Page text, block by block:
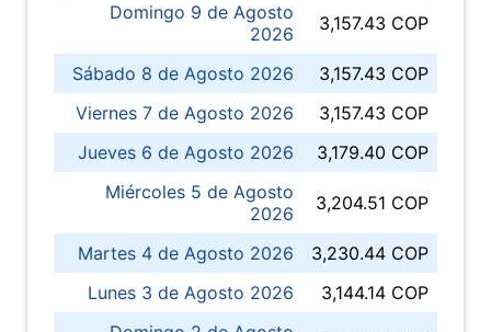
Domingo 9 de Agosto
2026
3,157.43 COP
Sábado 8 de Agosto 2026
3,157.43 COP
Viernes 7 de Agosto 2026
3,157.43 COP
Jueves 6 de Agosto 2026
3,179.40 COP
Miércoles 5 de Agosto
2026
3,204.51 COP
Martes 4 de Agosto 2026
3,230.44 COP
Lunes 3 de Agosto 2026
3,144.14 COP